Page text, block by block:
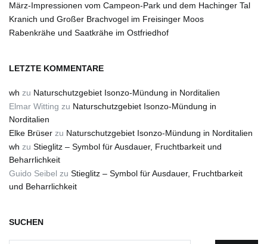
März-Impressionen vom Campeon-Park und dem Hachinger Tal
Kranich und Großer Brachvogel im Freisinger Moos
Rabenkrähe und Saatkrähe im Ostfriedhof
LETZTE KOMMENTARE
wh zu Naturschutzgebiet Isonzo-Mündung in Norditalien
Elmar Witting zu Naturschutzgebiet Isonzo-Mündung in
Norditalien
Elke Brüser zu Naturschutzgebiet Isonzo-Mündung in Norditalien
wh zu Stieglitz – Symbol für Ausdauer, Fruchtbarkeit und
Beharrlichkeit
Guido Seibel zu Stieglitz – Symbol für Ausdauer, Fruchtbarkeit
und Beharrlichkeit
SUCHEN